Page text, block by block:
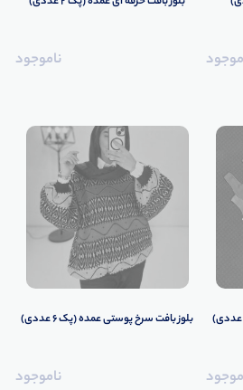
ناموجود
بلوز بافت سرخ پوستی عمده (پک 6 عددی)
ناموجود